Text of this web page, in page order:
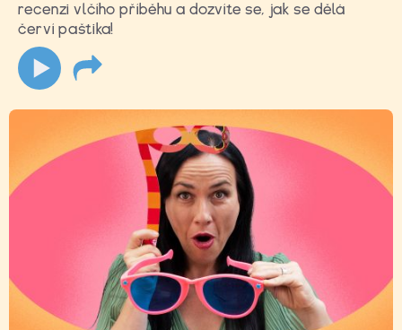
recenzi vlčího příběhu a dozvíte se, jak se dělá
červí paštika!